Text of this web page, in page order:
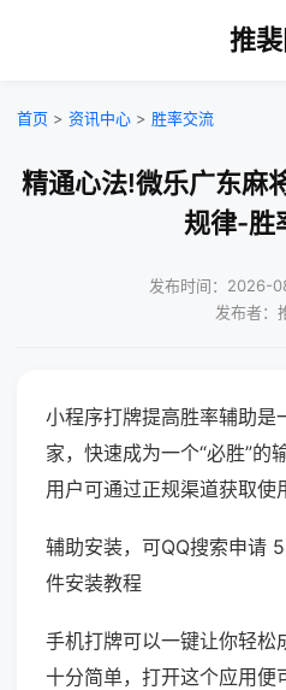
推裴
首页 > 资讯中心 > 胜率交流
精通心法!微乐广东麻
规律-胜
发布时间：2026-
发布者：
小程序打牌提高胜率辅助是
家，快速成为一个“必胜”的
用户可通过正规渠道获取使
辅助安装，可QQ搜索申请
件安装教程
手机打牌可以一键让你轻松
十分简单，打开这个应用便